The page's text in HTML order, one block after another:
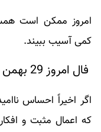
امروز ممکن است
کمی آسیب ببیند.
فال امروز 29 بهمن 1402 متولدین اردیبهشت ماه
اگر اخیراً احساس
که اعمال مثبت و